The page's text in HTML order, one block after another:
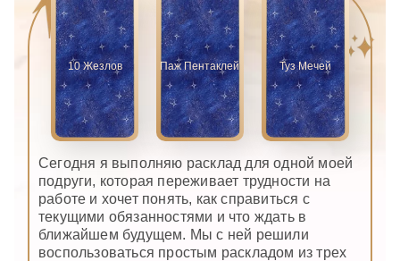
10 Жезлов Паж Пентаклей Туз Мечей
Сегодня я выполняю расклад для одной моей
подруги, которая переживает трудности на
работе и хочет понять, как справиться с
текущими обязанностями и что ждать в
ближайшем будущем. Мы с ней решили
воспользоваться простым раскладом из трех